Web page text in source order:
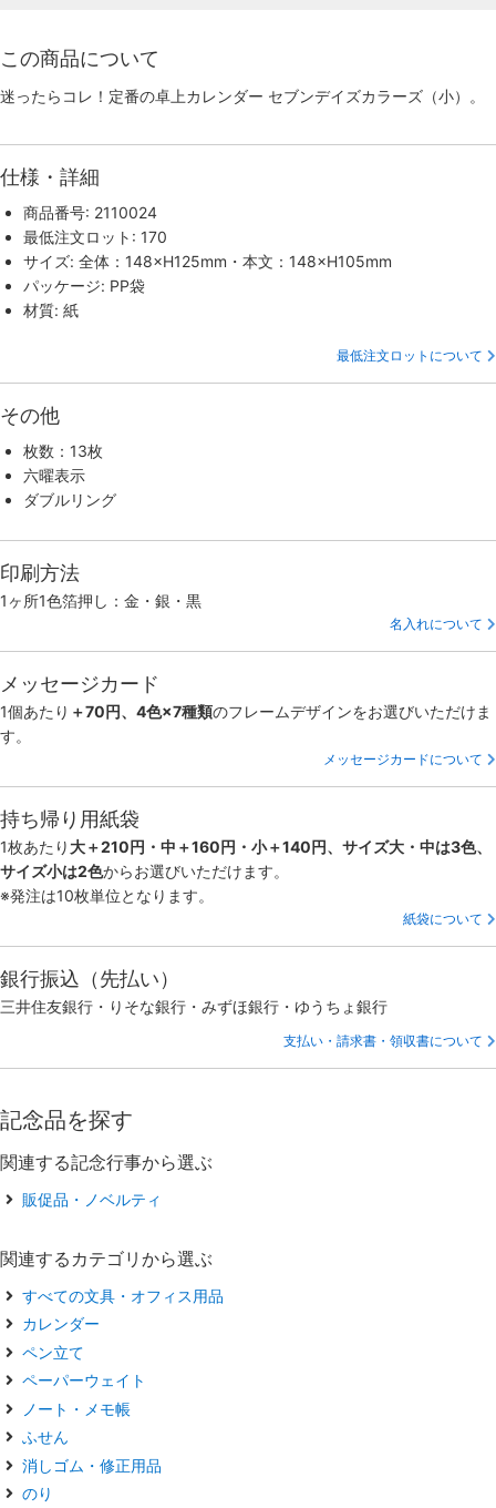
この商品について
迷ったらコレ！定番の卓上カレンダー セブンデイズカラーズ（小）。
仕様・詳細
商品番号: 2110024
最低注文ロット: 170
サイズ: 全体：148×H125mm・本文：148×H105mm
パッケージ: PP袋
材質: 紙
最低注文ロットについて
その他
枚数：13枚
六曜表示
ダブルリング
印刷方法
1ヶ所1色箔押し：金・銀・黒
名入れについて
メッセージカード
1個あたり ＋70円、4色×7種類のフレームデザインをお選びいただけま
す。
メッセージカードについて
持ち帰り用紙袋
1枚あたり 大＋210円・中＋160円・小＋140円、サイズ大・中は3色、
サイズ小は2色からお選びいただけます。
※発注は10枚単位となります。
紙袋について
銀行振込（先払い）
三井住友銀行・りそな銀行・みずほ銀行・ゆうちょ銀行
支払い・請求書・領収書について
記念品を探す
関連する記念行事から選ぶ
販促品・ノベルティ
関連するカテゴリから選ぶ
すべての文具・オフィス用品
カレンダー
ペン立て
ペーパーウェイト
ノート・メモ帳
ふせん
消しゴム・修正用品
のり